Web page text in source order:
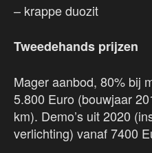
– krappe duozit
Tweedehands prijzen
Mager aanbod, 80% bij
5.800 Euro (bouwjaar
km). Demo’s uit 2020
verlichting) vanaf 7400